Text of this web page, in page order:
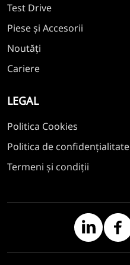
Test Drive
Piese și Accesorii
Noutăți
Cariere
LEGAL
Politica Cookies
Politica de confidențialitate
Termeni și condiții